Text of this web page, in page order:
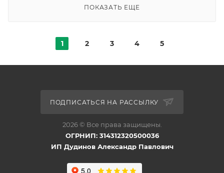
ПОКАЗАТЬ ЕЩЕ
1 2 3 4 5
ПОДПИСАТЬСЯ НА РАССЫЛКУ
2026 © Все права защищены.
ОГРНИП: 314312320500036
ИП Дудинов Александр Павлович